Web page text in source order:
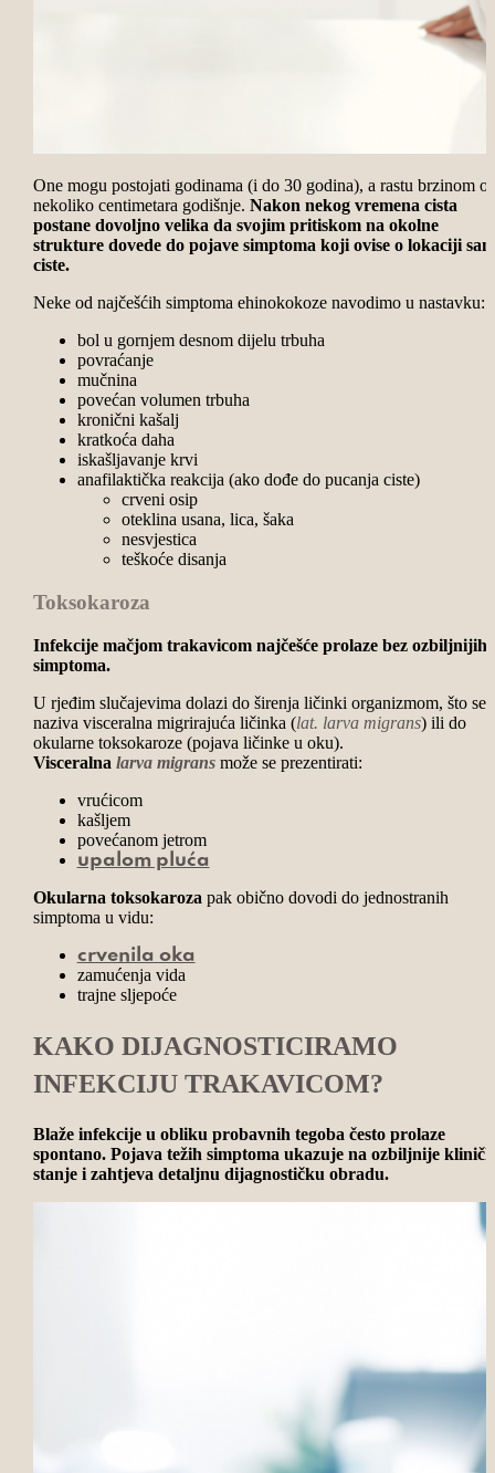
One mogu postojati godinama (i do 30 godina), a rastu brzinom
nekoliko centimetara godišnje. Nakon nekog vremena cista
postane dovoljno velika da svojim pritiskom na okolne
strukture dovede do pojave simptoma koji ovise o lokaciji
ciste.
Neke od najčešćih simptoma ehinokokoze navodimo u nastavku:
bol u gornjem desnom dijelu trbuha
povraćanje
mučnina
povećan volumen trbuha
kronični kašalj
kratkoća daha
iskašljavanje krvi
anafilaktička reakcija (ako dođe do pucanja ciste)
crveni osip
oteklina usana, lica, šaka
nesvjestica
teškoće disanja
Toksokaroza
Infekcije mačjom trakavicom najčešće prolaze bez ozbiljnijih
simptoma.
U rjeđim slučajevima dolazi do širenja ličinki organizmom, što se
naziva visceralna migrirajuća ličinka (lat. larva migrans) ili do
okularne toksokaroze (pojava ličinke u oku).
Visceralna larva migrans može se prezentirati:
vrućicom
kašljem
povećanom jetrom
upalom pluća
Okularna toksokaroza pak obično dovodi do jednostranih
simptoma u vidu:
crvenila oka
zamućenja vida
trajne sljepoće
KAKO DIJAGNOSTICIRAMO
INFEKCIJU TRAKAVICOM?
Blaže infekcije u obliku probavnih tegoba često prolaze
spontano. Pojava težih simptoma ukazuje na ozbiljnije
stanje i zahtjeva detaljnu dijagnostičku obradu.